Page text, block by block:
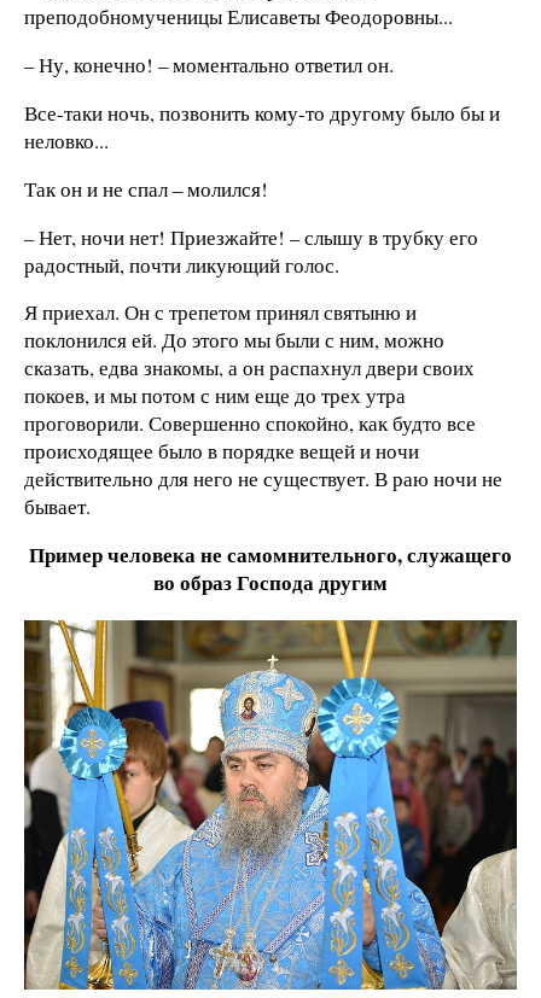
преподобномученицы Елисаветы Феодоровны...
– Ну, конечно! – моментально ответил он.
Все-таки ночь, позвонить кому-то другому было бы и
неловко...
Так он и не спал – молился!
– Нет, ночи нет! Приезжайте! – слышу в трубку его
радостный, почти ликующий голос.
Я приехал. Он с трепетом принял святыню и
поклонился ей. До этого мы были с ним, можно
сказать, едва знакомы, а он распахнул двери своих
покоев, и мы потом с ним еще до трех утра
проговорили. Совершенно спокойно, как будто все
происходящее было в порядке вещей и ночи
действительно для него не существует. В раю ночи не
бывает.
Пример человека не самомнительного, служащего
во образ Господа другим